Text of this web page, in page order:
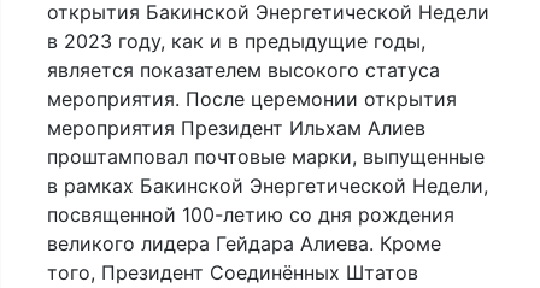
открытия Бакинской Энергетической Недели
в 2023 году, как и в предыдущие годы,
является показателем высокого статуса
мероприятия. После церемонии открытия
мероприятия Президент Ильхам Алиев
проштамповал почтовые марки, выпущенные
в рамках Бакинской Энергетической Недели,
посвященной 100-летию со дня рождения
великого лидера Гейдара Алиева. Кроме
того, Президент Соединённых Штатов